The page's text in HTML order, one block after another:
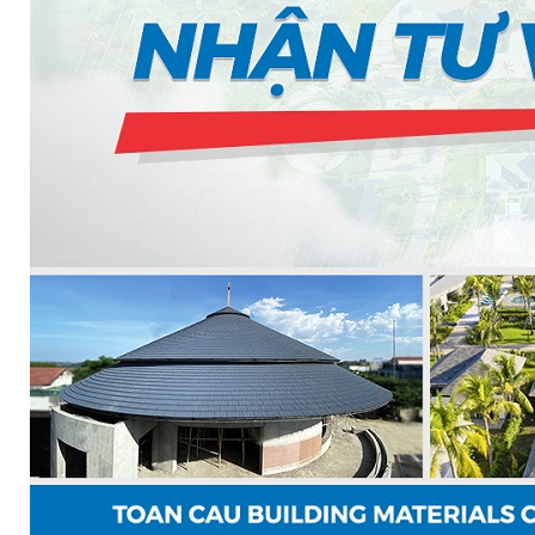
PHÒNG BƠM (PUMP ROOM) EPSSO
TRẠM BƠM TÍCH HỢP SẴN THÔNG MINH EPSSO
HỆ THỐNG BƠM PCCC NGUYÊN CỤM EPSSO
BƠM CHÌM PACKAGE EPSSO
Van Watts